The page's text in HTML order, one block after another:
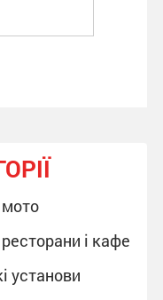
і кафе
установи